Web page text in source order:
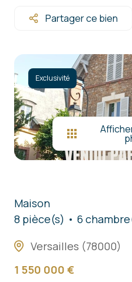
services
contacter
Partager ce bien
Exclusivité
Maison
8 pièce(s)
6
Versailles (78000)
1 550 000 €